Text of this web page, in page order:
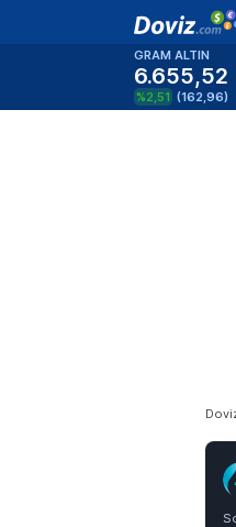
GRAM ALTIN
6.655,52
%2,51 (162,96)